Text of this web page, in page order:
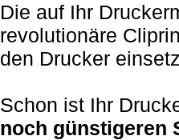
Die auf Ihr
revolutionäre
den Drucker
Schon ist Ihr
noch günstigeren